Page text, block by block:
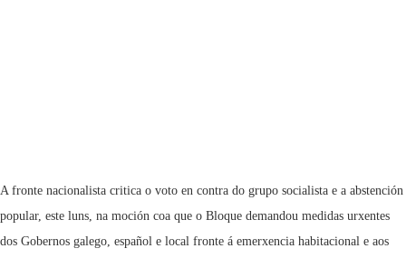
A fronte nacionalista critica o voto en contra do grupo socialista e a abstención
popular, este luns, na moción coa que o Bloque demandou medidas urxentes
dos Gobernos galego, español e local fronte á emerxencia habitacional e aos